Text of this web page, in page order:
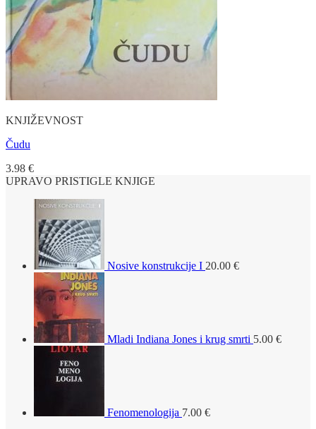
KNJIŽEVNOST
Čudu
3.98 €
UPRAVO PRISTIGLE KNJIGE
Nosive konstrukcije I 20.00 €
Mladi Indiana Jones i krug smrti 5.00 €
Fenomenologija 7.00 €